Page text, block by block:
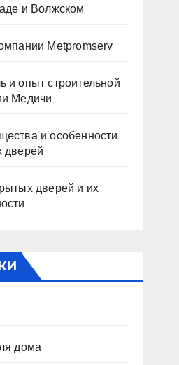
и Волжском
Metpromserv
и опыт строительной
Медичи
и особенности
дверей
дверей и их
дома